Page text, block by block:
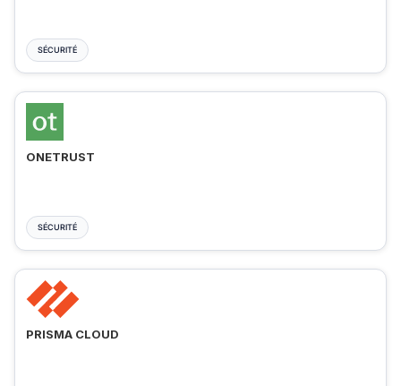
SÉCURITÉ
ONETRUST
SÉCURITÉ
PRISMA CLOUD